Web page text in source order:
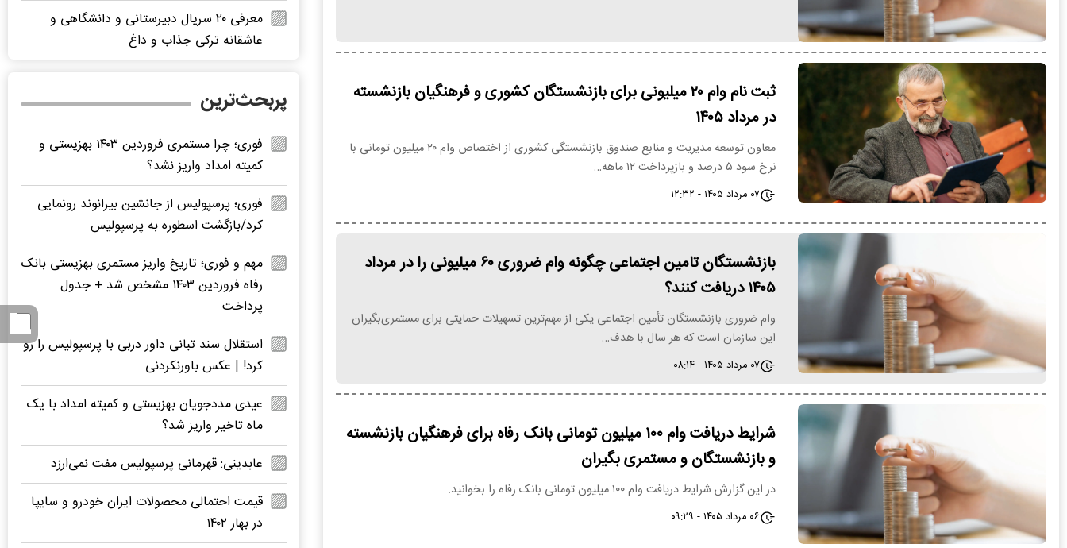
ثبت نام وام ۲۰ میلیونی برای بازنشستگان کشوری و فرهنگیان بازنشسته
در مرداد ۱۴۰۵
معاون توسعه مدیریت و منابع صندوق بازنشستگی کشوری از اختصاص وام ۲۰ میلیون تومانی با
نرخ سود ۵ درصد و بازپرداخت ۱۲ ماهه…
۰۷ مرداد ۱۴۰۵ - ۱۲:۳۲
بازنشستگان تامین اجتماعی چگونه وام ضروری ۶۰ میلیونی را در مرداد
۱۴۰۵ دریافت کنند؟
وام ضروری بازنشستگان تأمین اجتماعی یکی از مهم‌ترین تسهیلات حمایتی برای مستمری‌بگیران
این سازمان است که هر سال با هدف…
۰۷ مرداد ۱۴۰۵ - ۰۸:۱۴
شرایط دریافت وام ۱۰۰ میلیون تومانی بانک رفاه برای فرهنگیان بازنشسته
و بازنشستگان و مستمری بگیران
در این گزارش شرایط دریافت وام ۱۰۰ میلیون تومانی بانک رفاه را بخوانید.
۰۶ مرداد ۱۴۰۵ - ۰۹:۲۹
معرفی ۲۰ سریال دبیرستانی و دانشگاهی و
عاشقانه ترکی جذاب و داغ
پربحث‌ترین
فوری؛ چرا مستمری فروردین ۱۴۰۳ بهزیستی و
کمیته امداد واریز نشد؟
فوری؛ پرسپولیس از جانشین بیرانوند رونمایی
کرد/بازگشت اسطوره به پرسپولیس
مهم و فوری؛ تاریخ واریز مستمری بهزیستی بانک
رفاه فروردین ۱۴۰۳ مشخص شد + جدول
پرداخت
استقلال سند تبانی داور دربی با پرسپولیس را رو
کرد! | عکس باورنکردنی
عیدی مددجویان بهزیستی و کمیته امداد با یک
ماه تاخیر واریز شد؟
عابدینی: قهرمانی پرسپولیس مفت نمی‌ارزد
قیمت احتمالی محصولات ایران خودرو و سایپا
در بهار ۱۴۰۲